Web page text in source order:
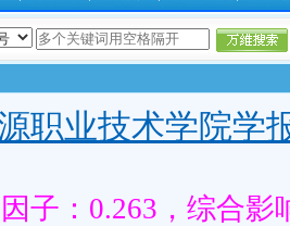
职业技术学院学
子：0.263，综合影